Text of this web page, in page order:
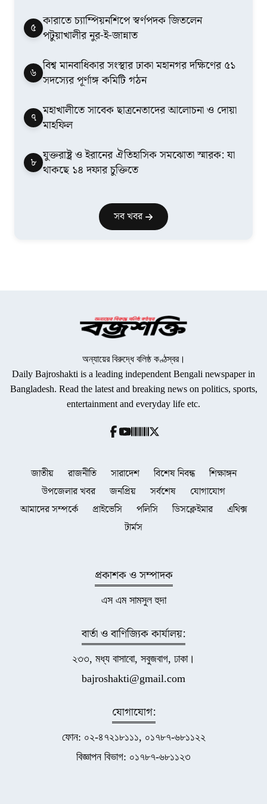
৫ কারাতে চ্যাম্পিয়নশিপে স্বর্ণপদক জিতলেন
পটুয়াখালীর নুর-ই-জান্নাত
৬ বিশ্ব মানবাধিকার সংস্থার ঢাকা মহানগর দক্ষিণের ৫১
সদস্যের পূর্ণাঙ্গ কমিটি গঠন
৭ মহাখালীতে সাবেক ছাত্রনেতাদের আলোচনা ও দোয়া
মাহফিল
৮ যুক্তরাষ্ট্র ও ইরানের ঐতিহাসিক সমঝোতা স্মারক: যা
থাকছে ১৪ দফার চুক্তিতে
সব খবর
অন্যায়ের বিরুদ্ধে বলিষ্ঠ কণ্ঠস্বর।
Daily Bajroshakti is a leading independent Bengali newspaper in
Bangladesh. Read the latest and breaking news on politics, sports,
entertainment and everyday life etc.
জাতীয় রাজনীতি সারাদেশ বিশেষ নিবন্ধ
শিক্ষাঙ্গন
উপজেলার খবর
জনপ্রিয় সর্বশেষ
যোগাযোগ
আমাদের সম্পর্কে
প্রাইভেসি পলিসি ডিসক্লেইমার
এথিক্স
টার্মস
প্রকাশক ও সম্পাদক
এস এম সামসুল হুদা
বার্তা ও বাণিজ্যিক কার্যালয়:
২৩৩, মধ্য বাসাবো, সবুজবাগ, ঢাকা।
bajroshakti@gmail.com
যোগাযোগ:
ফোন: ০২-৪৭২১৮১১১, ০১৭৮৭-৬৮১১২২
বিজ্ঞাপন বিভাগ: ০১৭৮৭-৬৮১১২৩